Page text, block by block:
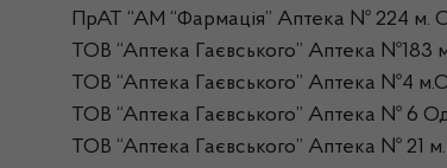
ПрАТ “АМ “Фармація” Аптека № 224 м.
ТОВ “Аптека Гаєвського” Аптека №183
ТОВ “Аптека Гаєвського” Аптека №4
ТОВ “Аптека Гаєвського” Аптека № 6
ТОВ “Аптека Гаєвського” Аптека № 21